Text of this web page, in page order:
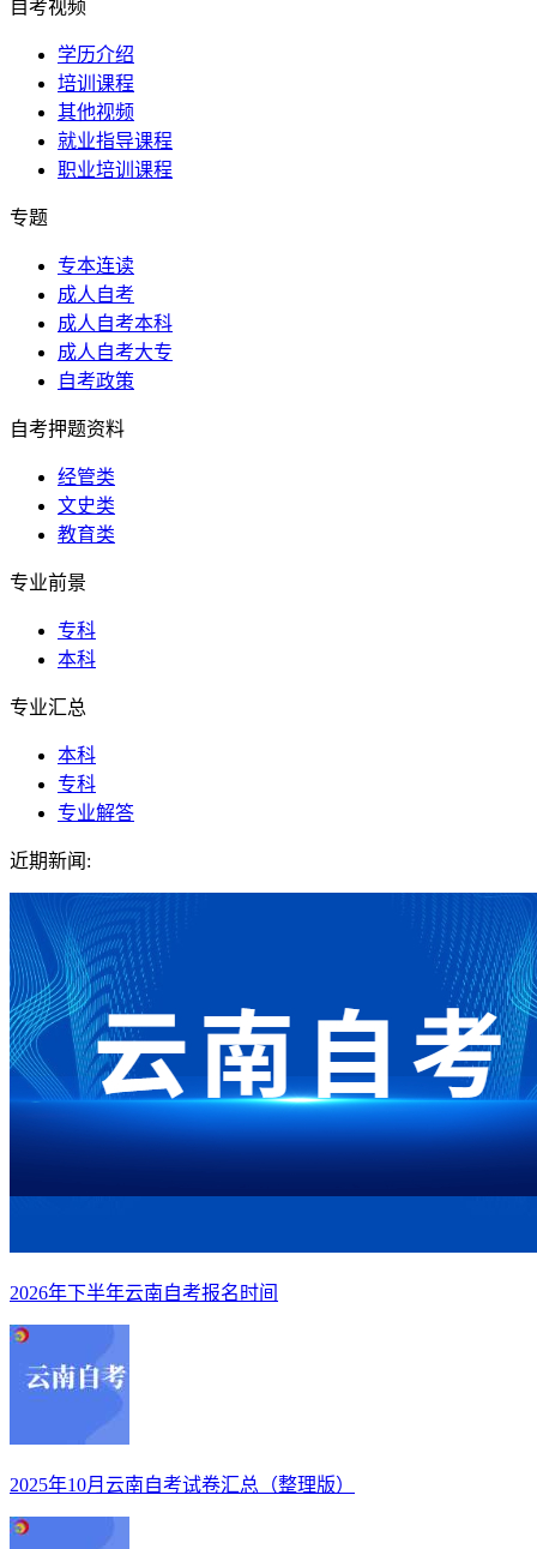
自考视频
学历介绍
培训课程
其他视频
就业指导课程
职业培训课程
专题
专本连读
成人自考
成人自考本科
成人自考大专
自考政策
自考押题资料
经管类
文史类
教育类
专业前景
专科
本科
专业汇总
本科
专科
专业解答
近期新闻:
2026年下半年云南自考报名时间
2025年10月云南自考试卷汇总（整理版）